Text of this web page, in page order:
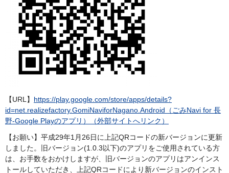
【URL】 https://play.google.com/store/apps/details?
id=net.realizefactory.GomiNaviforNagano.Android（ごみNavi for 長
野-Google Playのアプリ）（外部サイトへリンク）
【お願い】平成29年1月26日に上記QRコードの新バージョンに更新
しました。旧バージョン(1.0.3以下)のアプリをご使用されている方
は、お手数をおかけしますが、旧バージョンのアプリはアンインス
トールしていただき、上記QRコードにより新バージョンのインスト